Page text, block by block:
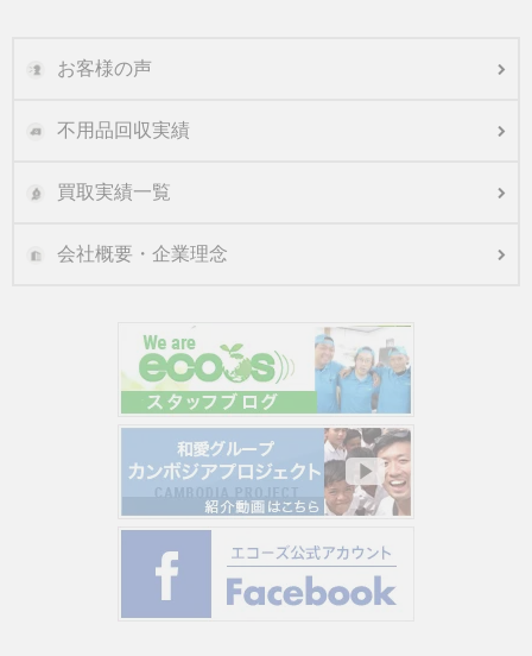
お客様の声
不用品回収実績
買取実績一覧
会社概要・企業理念